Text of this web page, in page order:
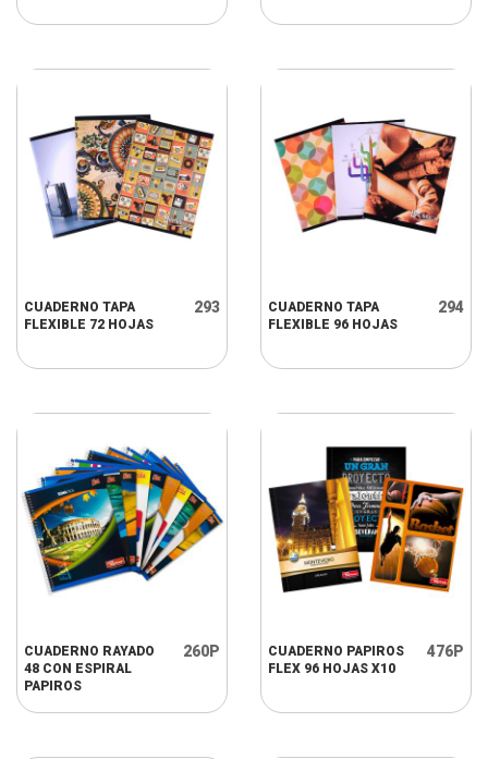
CUADERNO TAPA
FLEXIBLE 72 HOJAS
293
CUADERNO TAPA
FLEXIBLE 96 HOJAS
294
CUADERNO RAYADO
48 CON ESPIRAL
PAPIROS
260P
CUADERNO PAPIROS
FLEX 96 HOJAS X10
476P